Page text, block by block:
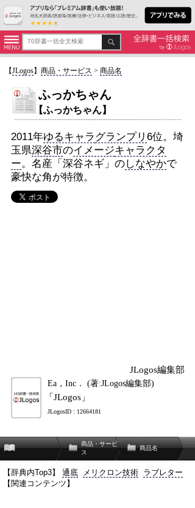
【JLogos】 商品・サービス > 商品名
ふっかちゃん
【ふっかちゃん】
2011年ゆるキャラ グランプリ 6位。埼
玉県深谷市のイメージキャラクタ
ー。名産「深谷ネギ」のしなやかで
豪快な角が特徴。
JLogos編集部
Ea，Inc． (著:JLogos編集部)
「JLogos」
JLogosID : 12664181
商品・サービ
ス
商品名
【辞典内Top3】 通底 メリクロン技術 ラブレター
【関連コンテンツ】